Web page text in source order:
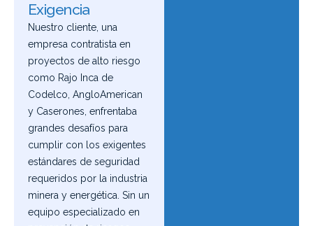
Exigencia
Nuestro cliente, una
empresa contratista en
proyectos de alto riesgo
como Rajo Inca de
Codelco, AngloAmerican
y Caserones, enfrentaba
grandes desafíos para
cumplir con los exigentes
estándares de seguridad
requeridos por la industria
minera y energética. Sin un
equipo especializado en